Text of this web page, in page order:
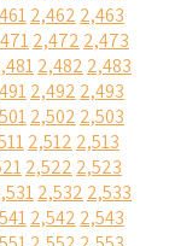
2,462 2,463
2,472 2,473
2,482 2,483
2,492 2,493
2,502 2,503
2,512 2,513
2,522 2,523
2,532 2,533
2,542 2,543